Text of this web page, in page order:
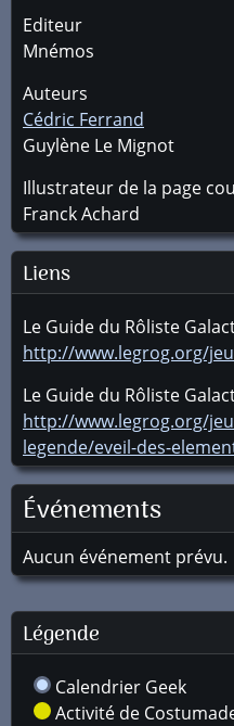
Editeur
Mnémos
Auteurs
Cédric Ferrand
Guylène Le Mignot
Illustrateur de la page
Franck Achard
Liens
Le Guide du Rôliste
http://www.legrog.org/
Le Guide du Rôliste
http://www.legrog.org/
legende/eveil-des-
Événements
Aucun événement prévu.
Légende
Calendrier Geek
Activité de